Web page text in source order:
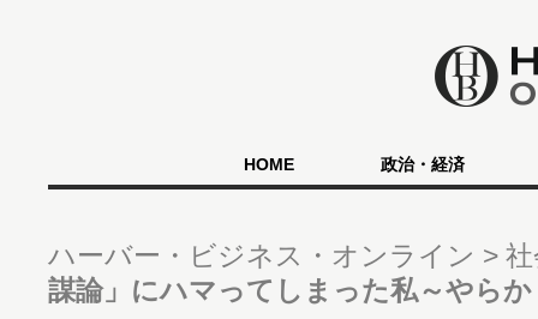
HOME 政治・経済
ハーバー・ビジネス・オンライン
謀論」にハマってしまった私～やら